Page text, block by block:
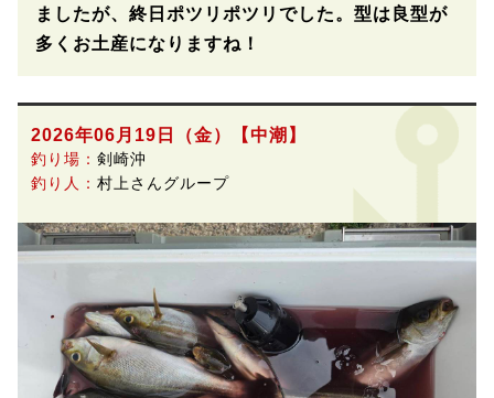
ましたが、終日ポツリポツリでした。型は良型が
多くお土産になりますね！
2026年06月19日（金） 【中潮】
釣り場： 剣崎沖
釣り人： 村上さんグループ